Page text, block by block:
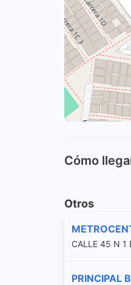
Cómo
Otros
CALLE 45 N 1
PRINCIPAL